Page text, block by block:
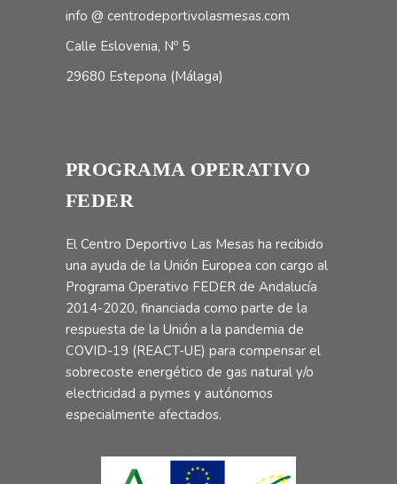
info @ centrodeportivolasmesas.com
Calle Eslovenia, Nº 5
29680 Estepona (Málaga)
PROGRAMA OPERATIVO
FEDER
El Centro Deportivo Las Mesas ha recibido
una ayuda de la Unión Europea con cargo al
Programa Operativo FEDER de Andalucía
2014-2020, financiada como parte de la
respuesta de la Unión a la pandemia de
COVID-19 (REACT-UE) para compensar el
sobrecoste energético de gas natural y/o
electricidad a pymes y autónomos
especialmente afectados.